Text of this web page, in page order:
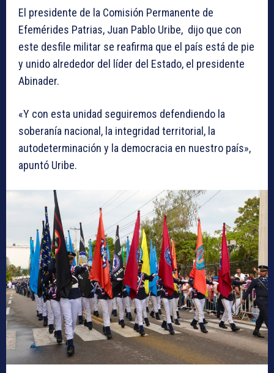
El presidente de la Comisión Permanente de
Efemérides Patrias, Juan Pablo Uribe, dijo que con
este desfile militar se reafirma que el país está de pie
y unido alrededor del líder del Estado, el presidente
Abinader.
«Y con esta unidad seguiremos defendiendo la
soberanía nacional, la integridad territorial, la
autodeterminación y la democracia en nuestro país»,
apuntó Uribe.